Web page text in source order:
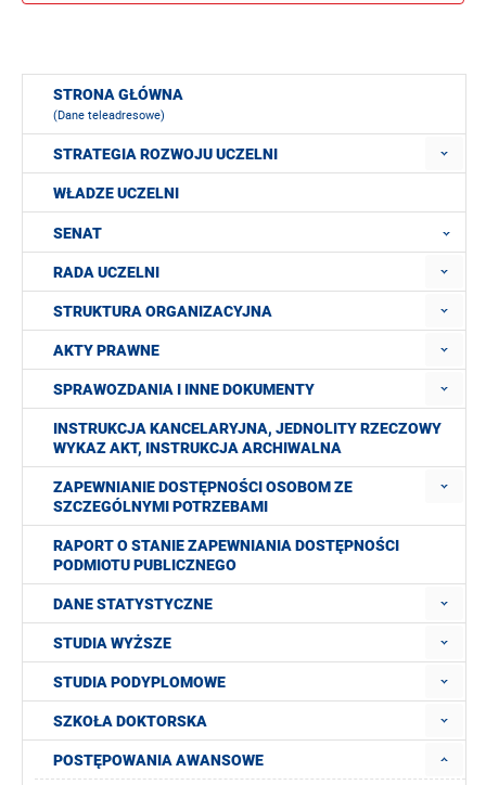
STRONA GŁÓWNA
(Dane teleadresowe)
STRATEGIA ROZWOJU UCZELNI
WŁADZE UCZELNI
SENAT
RADA UCZELNI
STRUKTURA ORGANIZACYJNA
AKTY PRAWNE
SPRAWOZDANIA I INNE DOKUMENTY
INSTRUKCJA KANCELARYJNA, JEDNOLITY RZECZOWY
WYKAZ AKT, INSTRUKCJA ARCHIWALNA
ZAPEWNIANIE DOSTĘPNOŚCI OSOBOM ZE
SZCZEGÓLNYMI POTRZEBAMI
RAPORT O STANIE ZAPEWNIANIA DOSTĘPNOŚCI
PODMIOTU PUBLICZNEGO
DANE STATYSTYCZNE
STUDIA WYŻSZE
STUDIA PODYPLOMOWE
SZKOŁA DOKTORSKA
POSTĘPOWANIA AWANSOWE